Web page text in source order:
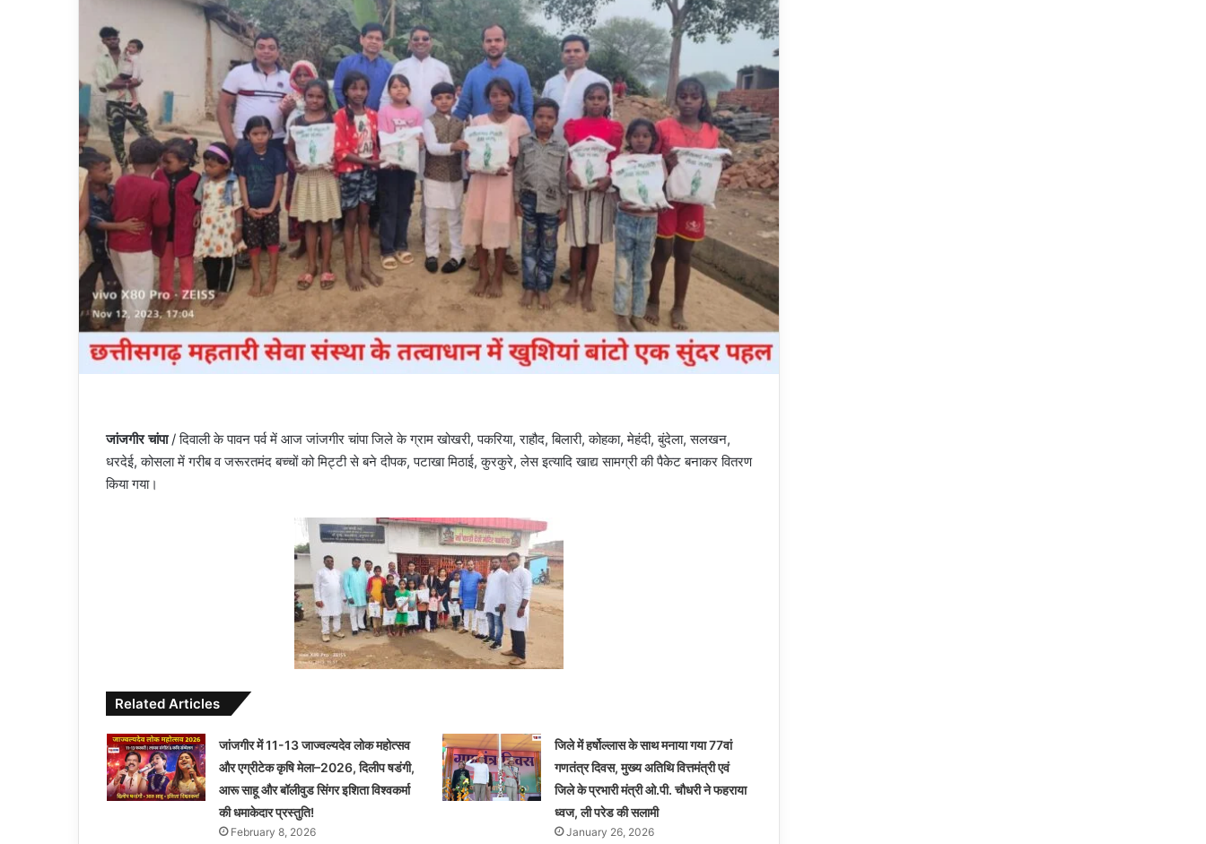
जांजगीर चांपा/ दिवाली के पावन पर्व में आज जांजगीर चांपा जिले के ग्राम खोखरी, पकरिया, राहौद, बिलारी, कोहका, मेहंदी, बुंदेला, सलखन,
धरदेई, कोसला में गरीब व जरूरतमंद बच्चों को मिट्टी से बने दीपक, पटाखा मिठाई, कुरकुरे, लेस इत्यादि खाद्य सामग्री की पैकेट बनाकर वितरण
किया गया।
Related Articles
जांजगीर में 11-13 जाज्वल्यदेव लोक महोत्सव
और एग्रीटेक कृषि मेला–2026, दिलीप षडंगी,
आरू साहू और बॉलीवुड सिंगर इशिता विश्वकर्मा
की धमाकेदार प्रस्तुति!
February 8, 2026
जिले में हर्षोल्लास के साथ मनाया गया 77वां
गणतंत्र दिवस, मुख्य अतिथि वित्तमंत्री एवं
जिले के प्रभारी मंत्री ओ.पी. चौधरी ने फहराया
ध्वज, ली परेड की सलामी
January 26, 2026